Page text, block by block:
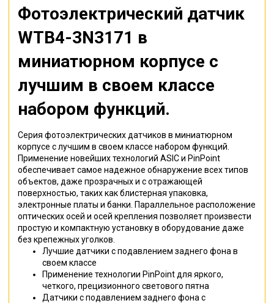
Фотоэлектрический датчик
WTB4-3N3171 в
миниатюрном корпусе с
лучшим в своем классе
набором функций.
Серия фотоэлектрических датчиков в миниатюрном
корпусе с лучшим в своем классе набором функций.
Применение новейших технологий ASIC и PinPoint
обеспечивает самое надежное обнаружение всех типов
объектов, даже прозрачных и с отражающей
поверхностью, таких как блистерная упаковка,
электронные платы и банки. Параллельное расположение
оптических осей и осей крепления позволяет произвести
простую и компактную установку в оборудование даже
без крепежных уголков.
Лучшие датчики с подавлением заднего фона в
своем классе
Применение технологии PinPoint для яркого,
четкого, прецизионного светового пятна
Датчики с подавлением заднего фона c